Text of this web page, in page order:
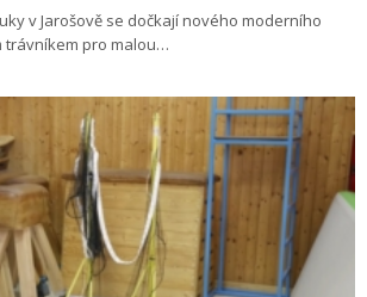
v Jarošově se dočkají nového moderního
trávníkem pro malou…